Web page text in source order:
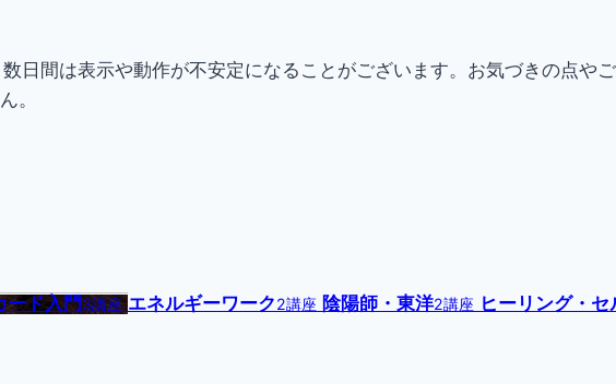
日間は表示や動作が不安定になることがございます。お気づきの点や
。
ード入門3講座 エネルギーワーク2講座 陰陽師・東洋2講座 ヒーリング・セ